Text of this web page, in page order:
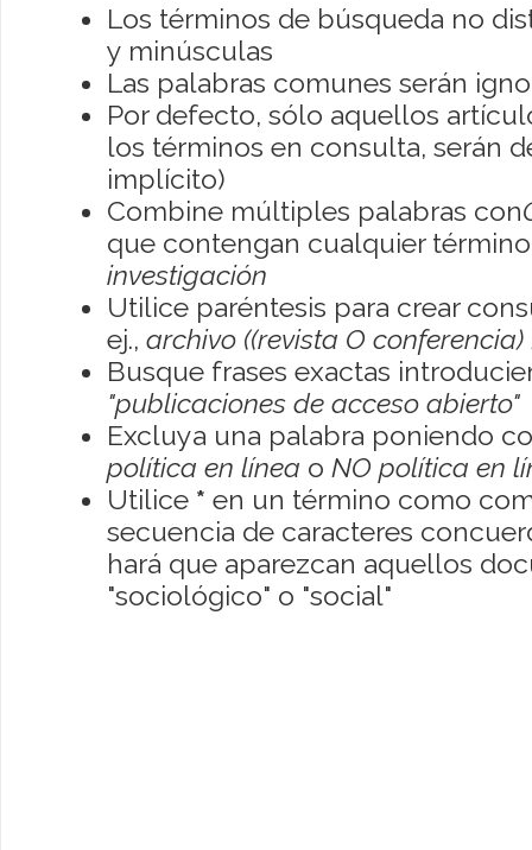
Los términos de búsqueda no
y minúsculas
Las palabras comunes serán
Por defecto, sólo aquellos
los términos en consulta, serán
implícito)
Combine múltiples palabras con
que contengan cualquier
investigación
Utilice paréntesis para crear
ej., archivo ((revista O conferencia)
Busque frases exactas
"publicaciones de acceso abierto"
Excluya una palabra poniendo
política en línea o NO política en
Utilice * en un término como
secuencia de caracteres
hará que aparezcan aquellos
"sociológico" o "social"